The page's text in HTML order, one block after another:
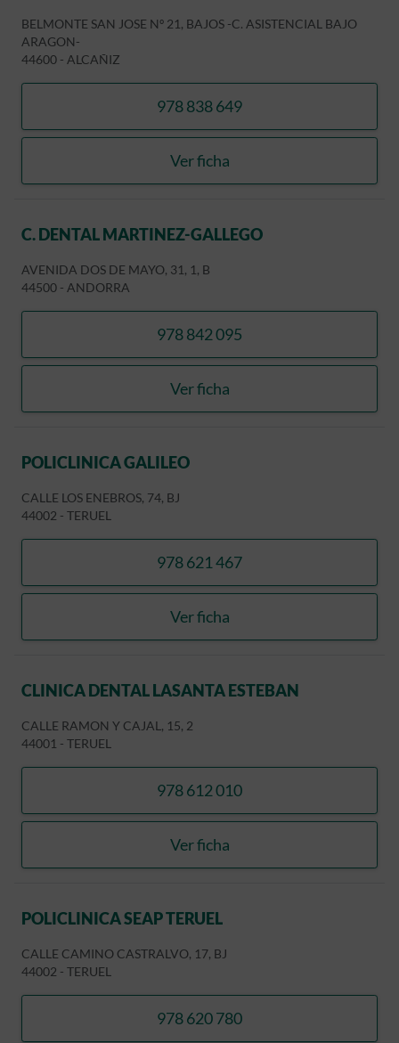
BELMONTE SAN JOSE Nº 21, BAJOS -C. ASISTENCIAL BAJO
ARAGON-
44600 - ALCAÑIZ
978 838 649
llamar BERNAD
Ver ficha
BERNAD VIAMONTE, JUAN
C. DENTAL MARTINEZ-GALLEGO
AVENIDA DOS DE MAYO, 31, 1, B
44500 - ANDORRA
978 842 095
llamar C. DENTAL
Ver ficha
C. DENTAL MARTINEZ-
POLICLINICA GALILEO
CALLE LOS ENEBROS, 74, BJ
44002 - TERUEL
978 621 467
llamar POLICLINICA
Ver ficha
POLICLINICA GALILEO
CLINICA DENTAL LASANTA ESTEBAN
CALLE RAMON Y CAJAL, 15, 2
44001 - TERUEL
978 612 010
llamar CLINICA DENTAL
Ver ficha
CLINICA DENTAL
POLICLINICA SEAP TERUEL
CALLE CAMINO CASTRALVO, 17, BJ
44002 - TERUEL
978 620 780
llamar POLICLINICA SEAP